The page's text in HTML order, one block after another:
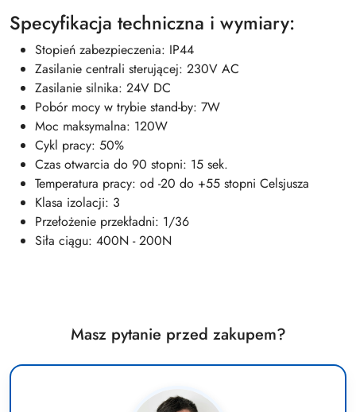
Specyfikacja techniczna i wymiary:
Stopień zabezpieczenia: IP44
Zasilanie centrali sterującej: 230V AC
Zasilanie silnika: 24V DC
Pobór mocy w trybie stand-by: 7W
Moc maksymalna: 120W
Cykl pracy: 50%
Czas otwarcia do 90 stopni: 15 sek.
Temperatura pracy: od -20 do +55 stopni Celsjusza
Klasa izolacji: 3
Przełożenie przekładni: 1/36
Siła ciągu: 400N - 200N
Masz pytanie przed zakupem?